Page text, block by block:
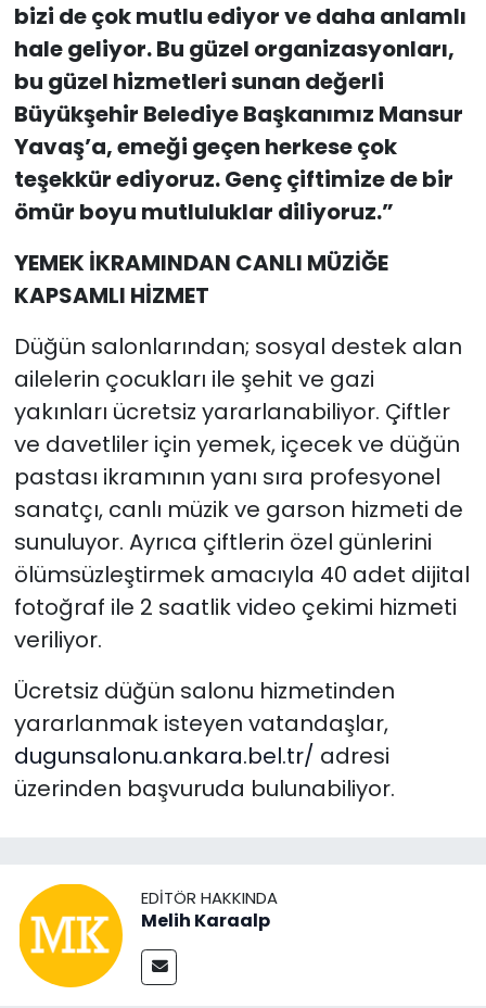
bizi de çok mutlu ediyor ve daha anlamlı
hale geliyor. Bu güzel organizasyonları,
bu güzel hizmetleri sunan değerli
Büyükşehir Belediye Başkanımız Mansur
Yavaş’a, emeği geçen herkese çok
teşekkür ediyoruz. Genç çiftimize de bir
ömür boyu mutluluklar diliyoruz.”
YEMEK İKRAMINDAN CANLI MÜZİĞE
KAPSAMLI HİZMET
Düğün salonlarından; sosyal destek alan
ailelerin çocukları ile şehit ve gazi
yakınları ücretsiz yararlanabiliyor. Çiftler
ve davetliler için yemek, içecek ve düğün
pastası ikramının yanı sıra profesyonel
sanatçı, canlı müzik ve garson hizmeti de
sunuluyor. Ayrıca çiftlerin özel günlerini
ölümsüzleştirmek amacıyla 40 adet dijital
fotoğraf ile 2 saatlik video çekimi hizmeti
veriliyor.
Ücretsiz düğün salonu hizmetinden
yararlanmak isteyen vatandaşlar,
dugunsalonu.ankara.bel.tr/ adresi
üzerinden başvuruda bulunabiliyor.
EDITÖR HAKKINDA
Melih Karaalp